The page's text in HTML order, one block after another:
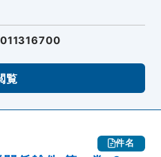
覧
件名